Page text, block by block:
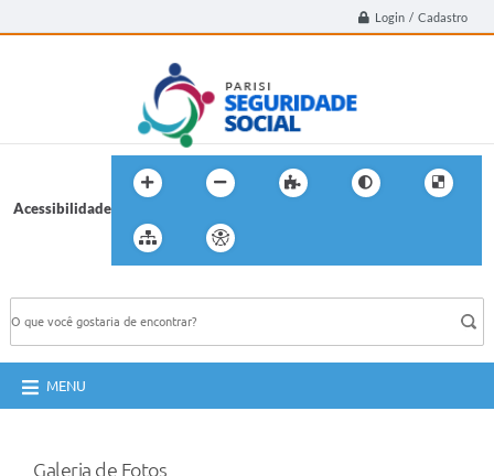
Login / Cadastro
Acessibilidade
MENU
Galeria de Fotos